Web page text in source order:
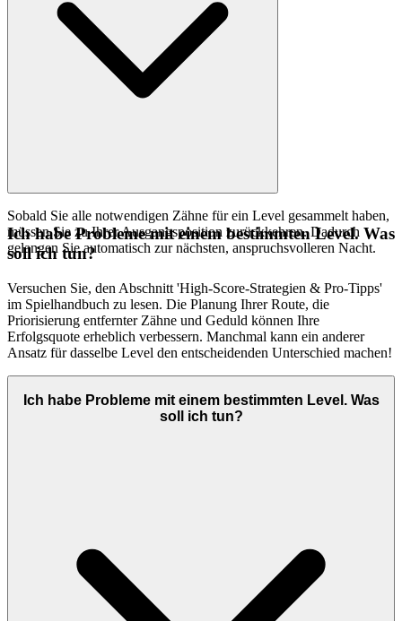
Sobald Sie alle notwendigen Zähne für ein Level gesammelt haben,
müssen Sie zu Ihrer Ausgangsposition zurückkehren. Dadurch
gelangen Sie automatisch zur nächsten, anspruchsvolleren Nacht.
Ich habe Probleme mit einem bestimmten Level. Was
soll ich tun?
Versuchen Sie, den Abschnitt 'High-Score-Strategien & Pro-Tipps'
im Spielhandbuch zu lesen. Die Planung Ihrer Route, die
Priorisierung entfernter Zähne und Geduld können Ihre
Erfolgsquote erheblich verbessern. Manchmal kann ein anderer
Ansatz für dasselbe Level den entscheidenden Unterschied machen!
Ich habe Probleme mit einem bestimmten Level. Was
soll ich tun?